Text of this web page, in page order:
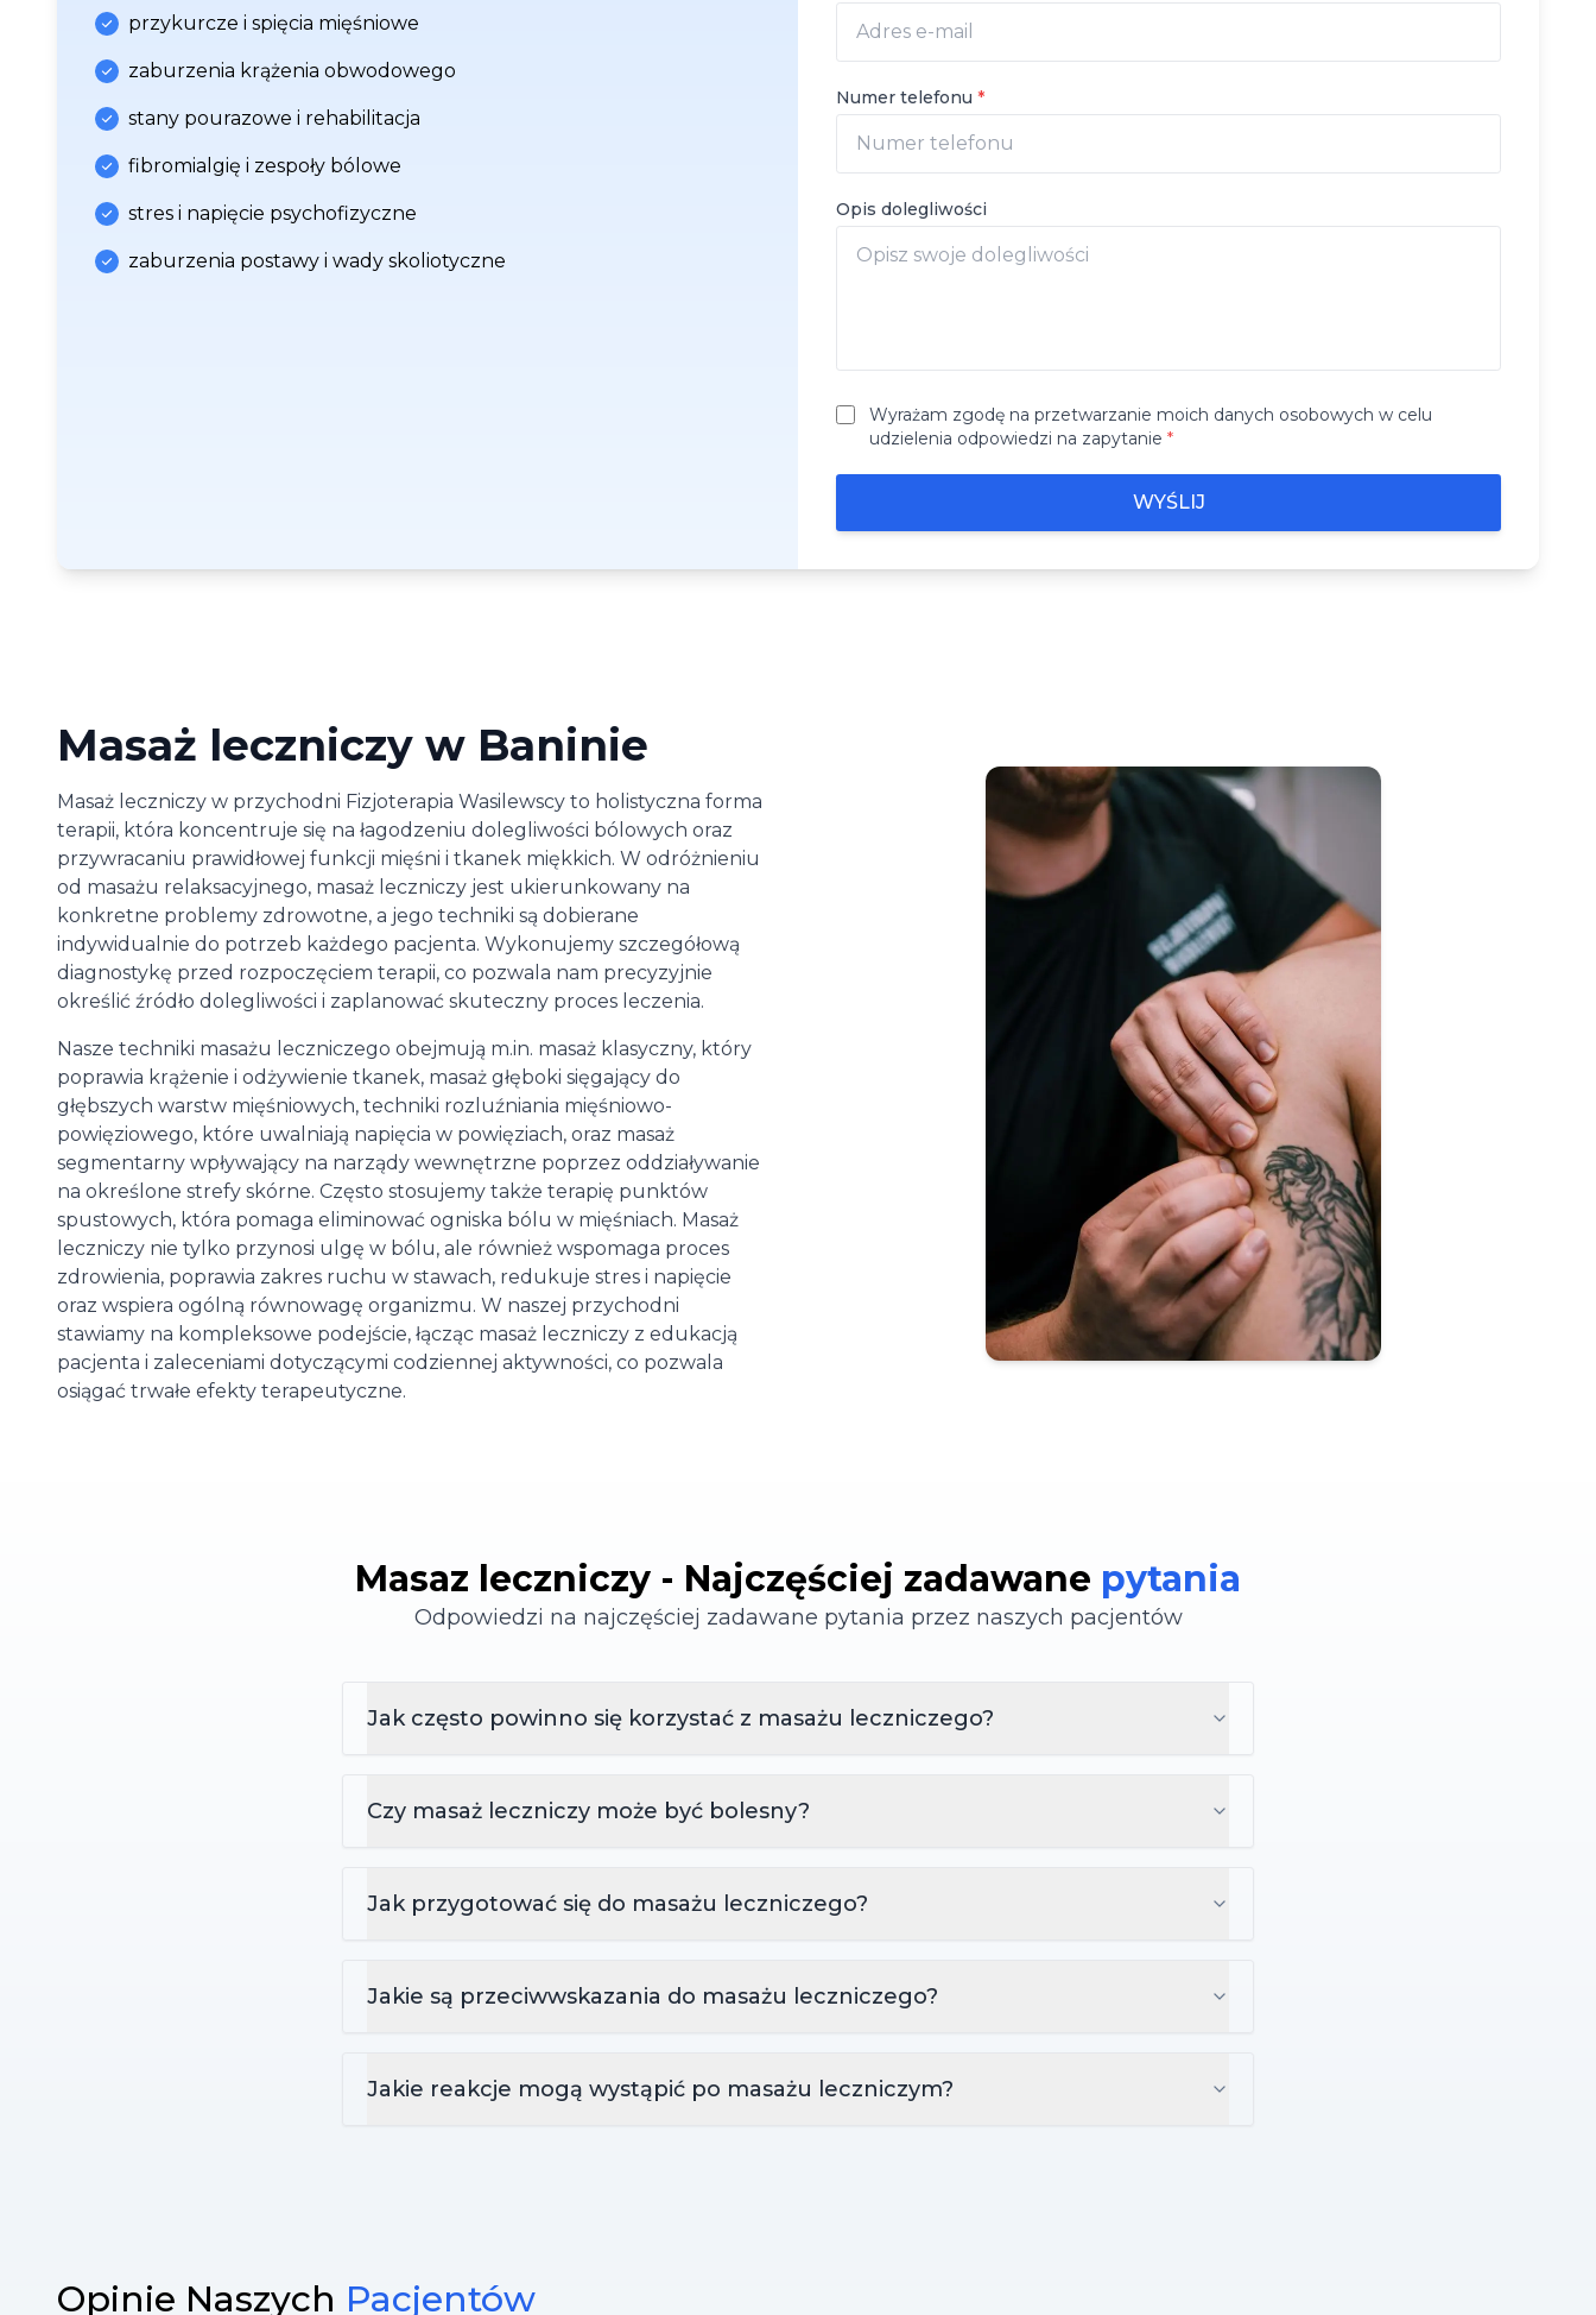
przykurcze i spięcia mięśniowe
zaburzenia krążenia obwodowego
stany pourazowe i rehabilitacja
fibromialgię i zespoły bólowe
stres i napięcie psychofizyczne
zaburzenia postawy i wady skoliotyczne
Numer telefonu *
Opis dolegliwości
Wyrażam zgodę na przetwarzanie moich danych osobowych w celu
udzielenia odpowiedzi na zapytanie *
WYŚLIJ
Masaż leczniczy w Baninie
Masaż leczniczy w przychodni Fizjoterapia Wasilewscy to holistyczna forma
terapii, która koncentruje się na łagodzeniu dolegliwości bólowych oraz
przywracaniu prawidłowej funkcji mięśni i tkanek miękkich. W odróżnieniu
od masażu relaksacyjnego, masaż leczniczy jest ukierunkowany na
konkretne problemy zdrowotne, a jego techniki są dobierane
indywidualnie do potrzeb każdego pacjenta. Wykonujemy szczegółową
diagnostykę przed rozpoczęciem terapii, co pozwala nam precyzyjnie
określić źródło dolegliwości i zaplanować skuteczny proces leczenia.
Nasze techniki masażu leczniczego obejmują m.in. masaż klasyczny, który
poprawia krążenie i odżywienie tkanek, masaż głęboki sięgający do
głębszych warstw mięśniowych, techniki rozluźniania mięśniowo-
powięziowego, które uwalniają napięcia w powięziach, oraz masaż
segmentarny wpływający na narządy wewnętrzne poprzez oddziaływanie
na określone strefy skórne. Często stosujemy także terapię punktów
spustowych, która pomaga eliminować ogniska bólu w mięśniach. Masaż
leczniczy nie tylko przynosi ulgę w bólu, ale również wspomaga proces
zdrowienia, poprawia zakres ruchu w stawach, redukuje stres i napięcie
oraz wspiera ogólną równowagę organizmu. W naszej przychodni
stawiamy na kompleksowe podejście, łącząc masaż leczniczy z edukacją
pacjenta i zaleceniami dotyczącymi codziennej aktywności, co pozwala
osiągać trwałe efekty terapeutyczne.
Masaz leczniczy - Najczęściej zadawane pytania
Odpowiedzi na najczęściej zadawane pytania przez naszych pacjentów
Jak często powinno się korzystać z masażu leczniczego?
Czy masaż leczniczy może być bolesny?
Jak przygotować się do masażu leczniczego?
Jakie są przeciwwskazania do masażu leczniczego?
Jakie reakcje mogą wystąpić po masażu leczniczym?
Opinie Naszych Pacjentów